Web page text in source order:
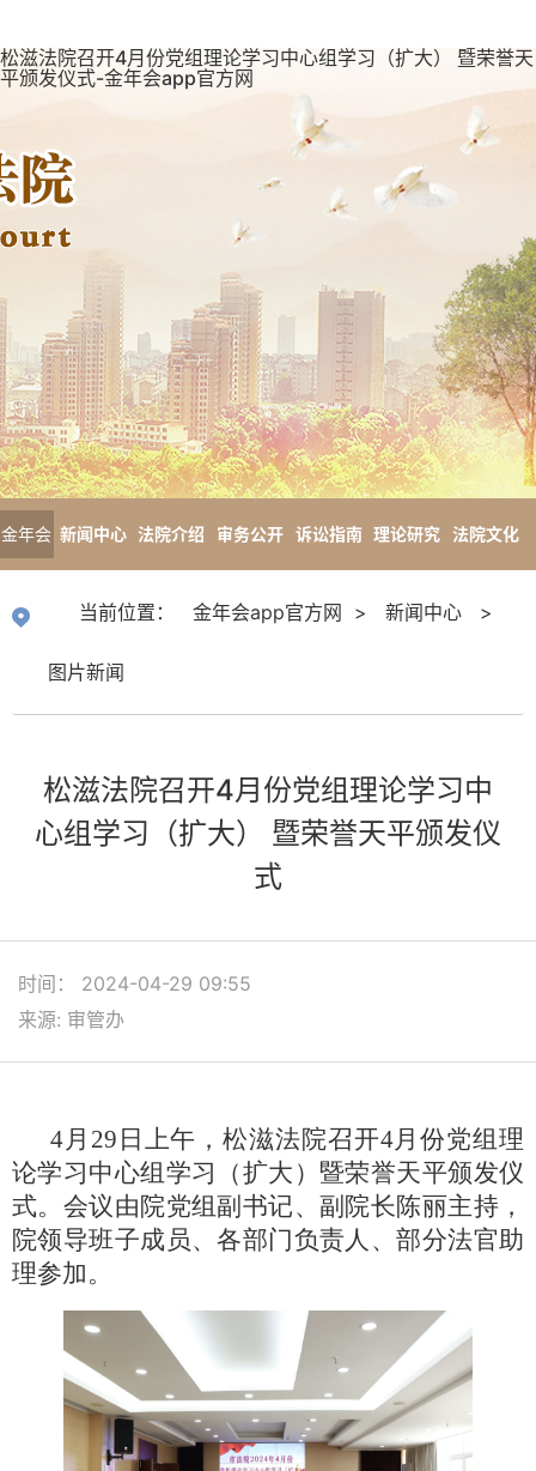
松滋法院召开4月份党组理论学习中心组学习（扩大） 暨荣誉天
平颁发仪式-金年会app官方网
金年会
方网
新闻中心 法院介绍 审务公开 诉讼指南 理论研究 法院文化
当前位置： 金年会app官方网 > 新闻中心 >
图片新闻
松滋法院召开4月份党组理论学习中
心组学习（扩大） 暨荣誉天平颁发仪
式
时间： 2024-04-29 09:55
来源: 审管办
4月29日上午，松滋法院召开4月份党组理
论学习中心组学习（扩大）暨荣誉天平颁发仪
式。会议由院党组副书记、副院长陈丽主持，
院领导班子成员、各部门负责人、部分法官助
理参加。